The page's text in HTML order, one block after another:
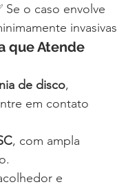
o caso envolve
invasivas
que Atende
de disco,
em contato
, com ampla
e